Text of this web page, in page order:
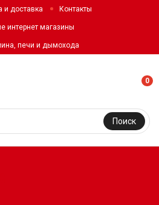
и доставка Контакты
интернет магазины
печи и дымохода
Поиск
0